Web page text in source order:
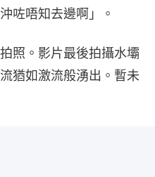
咗唔知去邊啊」。
照。影片最後拍攝水壩
猶如激流般湧出。暫未